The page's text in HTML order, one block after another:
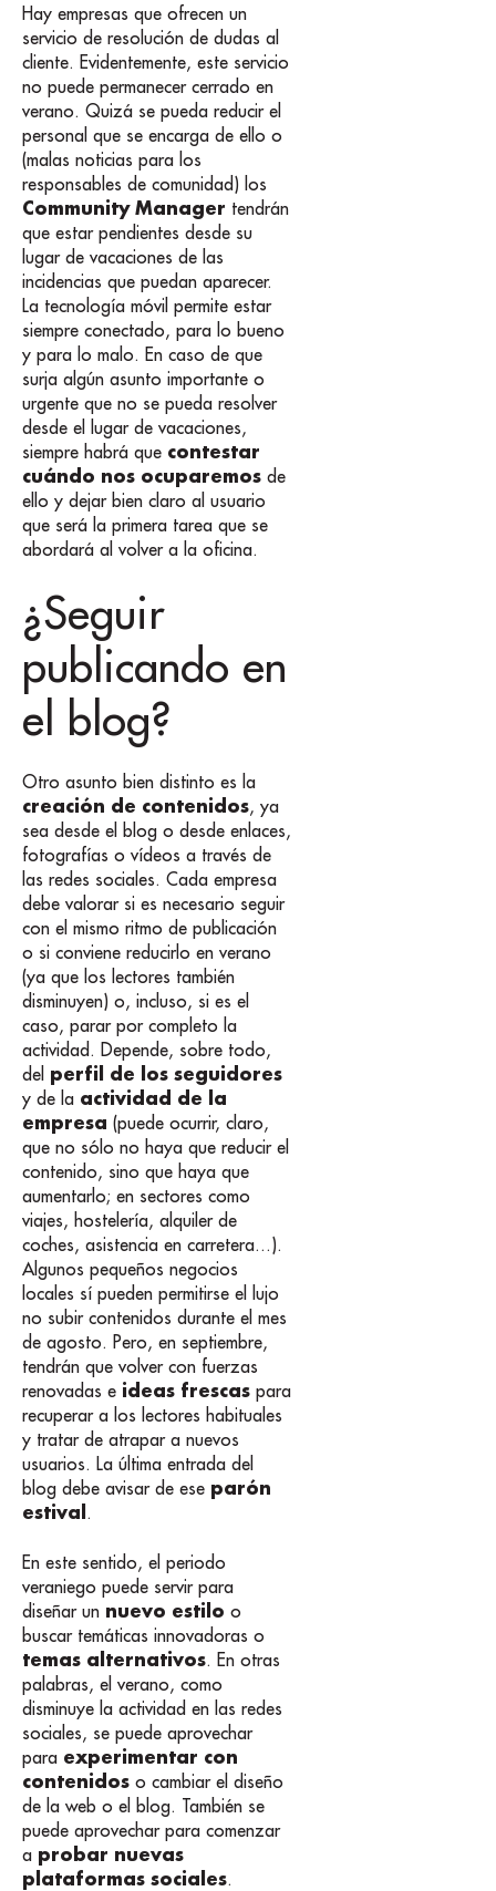
Hay empresas que ofrecen un
servicio de resolución de dudas al
cliente. Evidentemente, este servicio
no puede permanecer cerrado en
verano. Quizá se pueda reducir el
personal que se encarga de ello o
(malas noticias para los
responsables de comunidad) los
Community Manager tendrán
que estar pendientes desde su
lugar de vacaciones de las
incidencias que puedan aparecer.
La tecnología móvil permite estar
siempre conectado, para lo bueno
y para lo malo. En caso de que
surja algún asunto importante o
urgente que no se pueda resolver
desde el lugar de vacaciones,
siempre habrá que contestar
cuándo nos ocuparemos de
ello y dejar bien claro al usuario
que será la primera tarea que se
abordará al volver a la oficina.
¿Seguir
publicando en
el blog?
Otro asunto bien distinto es la
creación de contenidos, ya
sea desde el blog o desde enlaces,
fotografías o vídeos a través de
las redes sociales. Cada empresa
debe valorar si es necesario seguir
con el mismo ritmo de publicación
o si conviene reducirlo en verano
(ya que los lectores también
disminuyen) o, incluso, si es el
caso, parar por completo la
actividad. Depende, sobre todo,
del perfil de los seguidores
y de la actividad de la
empresa (puede ocurrir, claro,
que no sólo no haya que reducir el
contenido, sino que haya que
aumentarlo; en sectores como
viajes, hostelería, alquiler de
coches, asistencia en carretera...).
Algunos pequeños negocios
locales sí pueden permitirse el lujo
no subir contenidos durante el mes
de agosto. Pero, en septiembre,
tendrán que volver con fuerzas
renovadas e ideas frescas para
recuperar a los lectores habituales
y tratar de atrapar a nuevos
usuarios. La última entrada del
blog debe avisar de ese parón
estival .
En este sentido, el periodo
veraniego puede servir para
diseñar un nuevo estilo o
buscar temáticas innovadoras o
temas alternativos. En otras
palabras, el verano, como
disminuye la actividad en las redes
sociales, se puede aprovechar
para experimentar con
contenidos o cambiar el diseño
de la web o el blog. También se
puede aprovechar para comenzar
a probar nuevas
plataformas sociales.